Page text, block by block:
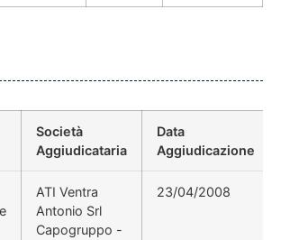
Società
Aggiudicataria
Data
Aggiudicazione
ATI Ventra
Antonio Srl
Capogruppo -
23/04/2008